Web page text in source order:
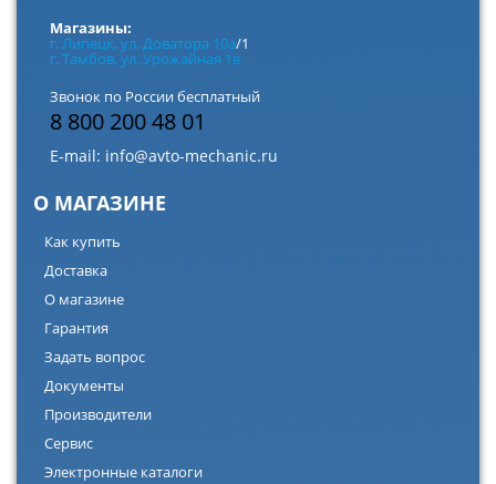
Магазины:
г. Липецк, ул. Доватора 10а/1
г. Тамбов, ул. Урожайная 1в
Звонок по России бесплатный
8 800 200 48 01
E-mail: info@avto-mechanic.ru
О МАГАЗИНЕ
Как купить
Доставка
О магазине
Гарантия
Задать вопрос
Документы
Производители
Сервис
Электронные каталоги